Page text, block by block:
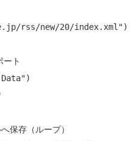
rss/new/20/index.xml")
ート
)
保存（ループ）